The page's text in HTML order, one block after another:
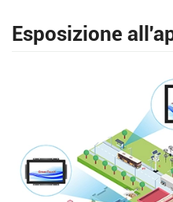
Esposizione